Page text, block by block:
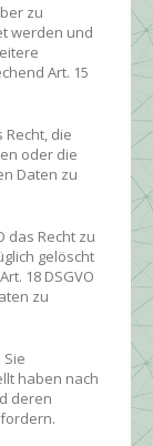
zu
werden und
Art. 15
Recht, die
oder die
Daten zu
das Recht zu
gelöscht
18 DSGVO
zu
haben nach
deren